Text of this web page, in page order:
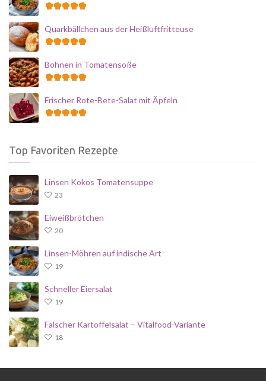
Quarkbällchen aus der Heißluftfritteuse
Bohnen in Tomatensoße
Frischer Rote-Bete-Salat mit Äpfeln
Top Favoriten Rezepte
Linsen Kokos Tomatensuppe
23
Eiweißbrötchen
20
Linsen-Möhren auf indische Art
19
Schneller Eiersalat
19
Falscher Kartoffelsalat – Vitalfood-Variante
18